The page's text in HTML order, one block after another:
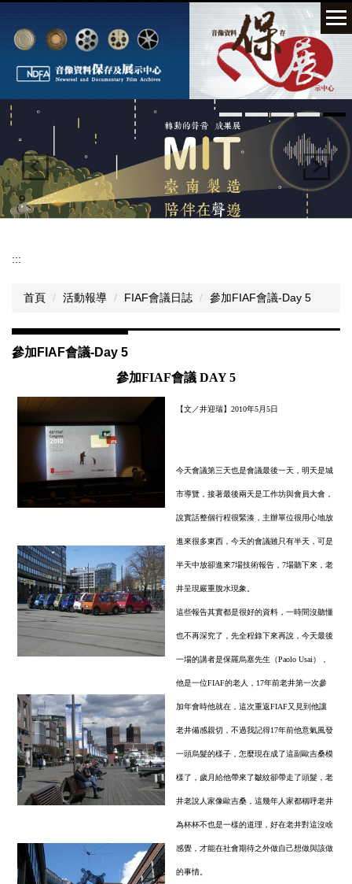
主
區
:::
首頁 活動報導 FIAF會議日誌 參加FIAF會議-Day 5
參加FIAF會議-Day 5
參加FIAF會議 DAY 5
【文／井迎瑞】2010年5月5日
今天會議第三天也是會議最後一天，明天是城
市導覽，接著最後兩天是工作坊與會員大會，
說實話整個行程很緊湊，主辦單位很用心地放
進來很多東西，今天的會議雖只有半天，可是
半天中放卻進來7場技術報告，7場聽下來，老
井呈現嚴重脫水現象。
這些報告其實都是很好的資料，一時間沒聽懂
也不再深究了，先全程錄下來再說，今天最後
一場的講者是保羅烏塞先生（Paolo Usai），
他是一位FIAF的老人，17年前老井第一次參
加年會時他就在，這次重返FIAF又見到他讓
老井備感親切，不過我記得17年前他意氣風發
一頭烏髮的樣子，怎麼現在成了這副歐吉桑模
樣了，歲月給他帶來了皺紋卻帶走了頭髮，老
井老說人家像歐吉桑，這幾年人家都稱呼老井
為杯杯不也是一樣的道理，好在老井對這沒啥
感覺，才能在社會期待之外做自己想做與該做
的事情。